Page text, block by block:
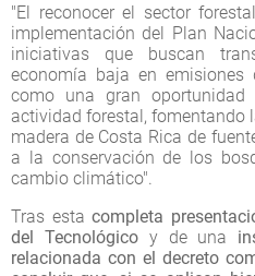
"El reconocer el sector
implementación del Plan
iniciativas que buscan
economía baja en
como una gran
actividad forestal, fomentando
madera de Costa Rica de
a la conservación de los
cambio climático".
Tras estacompleta
del Tecnológicoy de una
relacionada con el decreto